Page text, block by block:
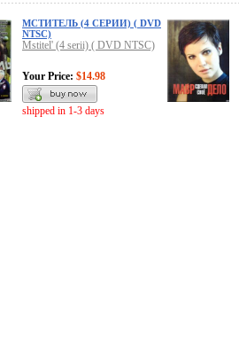
МСТИТЕЛЬ (4 СЕРИИ) ( DVD
NTSC)
Mstitel' (4 serii) ( DVD NTSC)
Your Price: $14.98
shipped in 1-3 days